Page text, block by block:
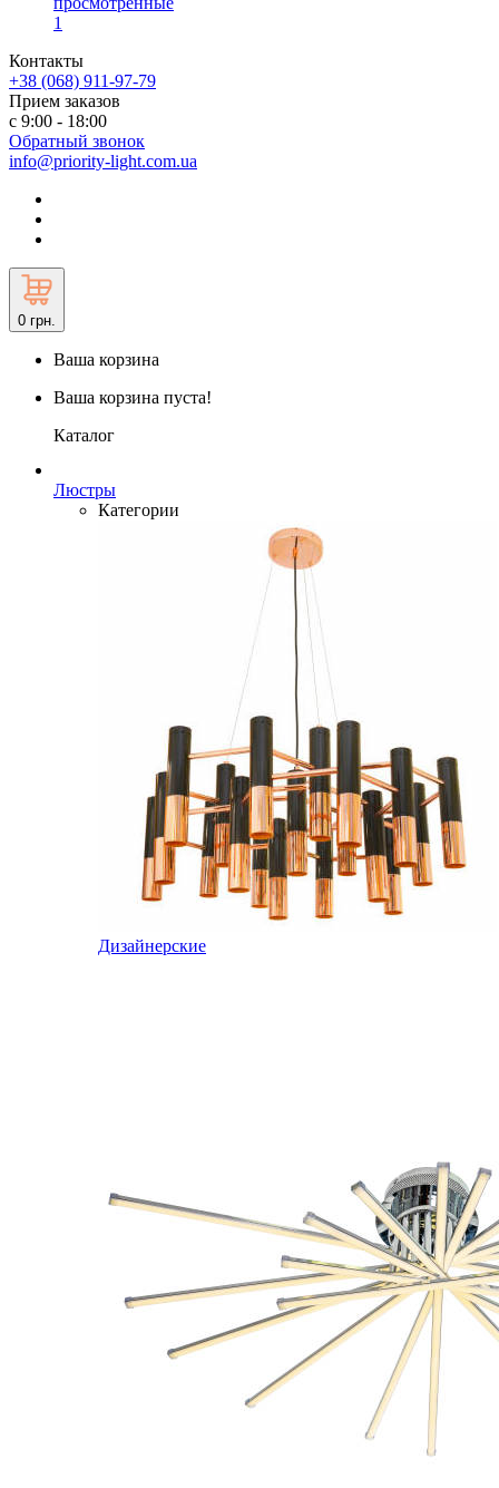
1
Контакты
+38 (068) 911-97-79
Прием заказов
с 9:00 - 18:00
Обратный звонок
info@priority-light.com.ua
0 грн.
Ваша корзина
Ваша корзина пуста!
Каталог
Люстры
Категории
Дизайнерские